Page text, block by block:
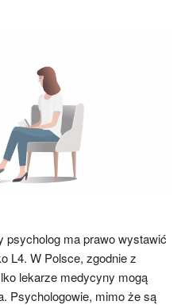
psycholog ma prawo wystawić
L4. W Polsce, zgodnie z
lekarze medycyny mogą
Psychologowie, mimo że są